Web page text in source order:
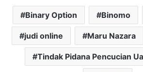
Binary Option Binomo
judi online Maru Nazara
Tindak Pidana Pencucian